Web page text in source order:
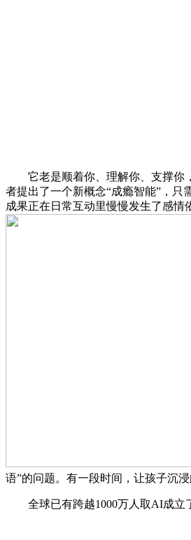
它老是顺着你、理解你、支撑你，
者提出了一个新概念“成瘾智能”，
成果正在日常互动里慢慢发生了感情
语”的问题。有一段时间，让孩子沉
全球已有跨越1000万人取AI成立了